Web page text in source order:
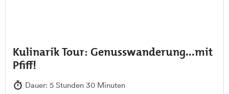
Kulinarik Tour: Genusswanderung...mit
Pfiff!
Dauer: 5 Stunden 30 Minuten